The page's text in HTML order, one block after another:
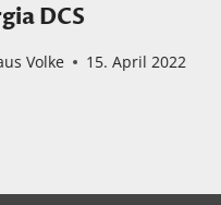
DCS
Volke 15. April 2022